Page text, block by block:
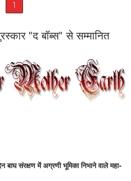
1
पुरस्कार "द बॉब्स" से सम्मानित
संरक्षण में अग्रणी भूमिका निभाने वाले महा-